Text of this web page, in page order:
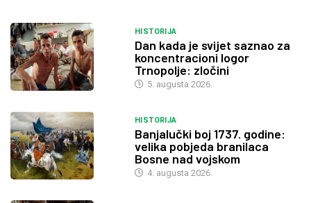
HISTORIJA
Dan kada je svijet saznao za
koncentracioni logor
Trnopolje: zločini
5. augusta 2026.
HISTORIJA
Banjalučki boj 1737. godine:
velika pobjeda branilaca
Bosne nad vojskom
4. augusta 2026.